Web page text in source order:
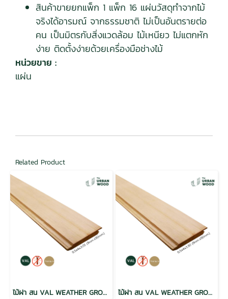
สินค้าขายยกแพ็ก 1 แพ็ก 16 แผ่นวัสดุทำจากไม้
จริงได้อารมณ์ จากธรรมชาติ ไม่เป็นอันตรายต่อ
คน เป็นมิตรกับสิ่งแวดล้อม ไม้เหนียว ไม่แตกหัก
ง่าย ติดตั้งง่ายด้วยเครื่องมือช่างไม้
หน่วยขาย :
แผ่น
Related Product
ไม้ฝา สน VAL WEATHER GROOVE ฝาร่องวี อบ กันปลวก H3.2 เกรดพรีเมี่ยม 0.5x4x3.05 (9mm.x90mm.) ไม้ฝา สน VAL WEATHER GROOVE ฝาร่องวี อบ กันปลวก H3.2 เกรดพรีเมี่ยม 0.5x4x3.30 (9mm.x90mm.)